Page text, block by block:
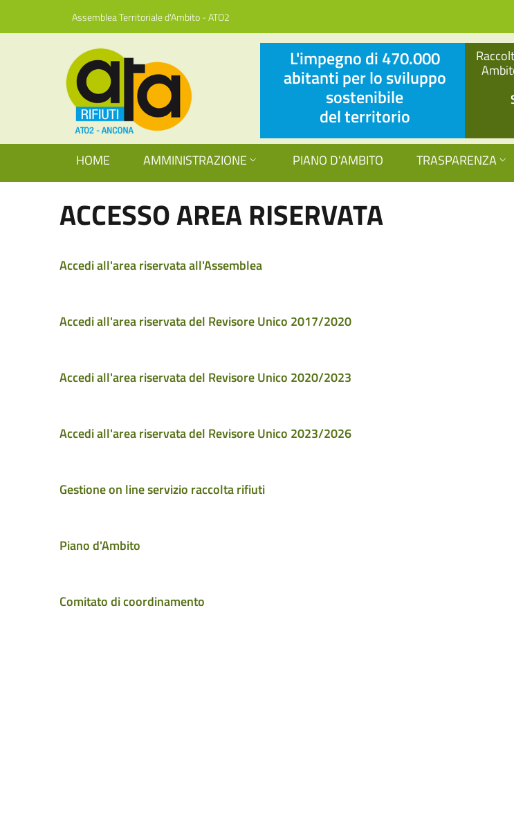
Assemblea Territoriale d'Ambito - ATO2
L'impegno di 470.000
abitanti per lo sviluppo
sostenibile
del territorio
HOME AMMINISTRAZIONE PIANO D'AMBITO TRASPARENZA
ACCESSO AREA RISERVATA
Accedi all'area riservata all'Assemblea
Accedi all'area riservata del Revisore Unico 2017/2020
Accedi all'area riservata del Revisore Unico 2020/2023
Accedi all'area riservata del Revisore Unico 2023/2026
Gestione on line servizio raccolta rifiuti
Piano d'Ambito
Comitato di coordinamento